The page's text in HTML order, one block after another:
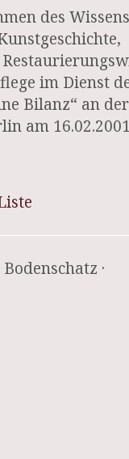
des
im Dienst
Bilanz“ an
am 16.02.2001
·